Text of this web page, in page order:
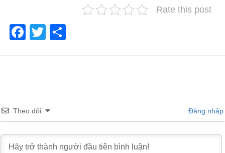
Rate this post
Facebook
Twitter
Theo dõi Đăng nhập